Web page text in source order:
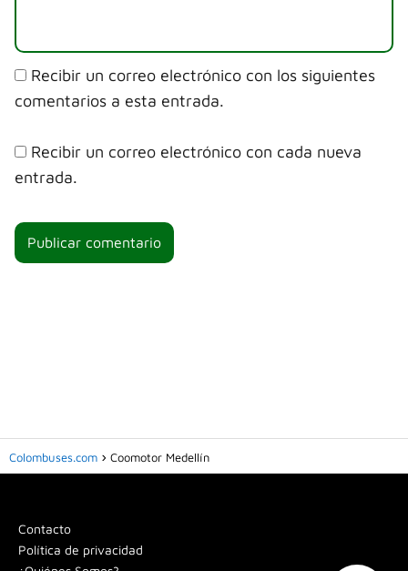
Recibir un correo electrónico con los siguientes
comentarios a esta entrada.
Recibir un correo electrónico con cada nueva
entrada.
Colombuses.com Coomotor Medellín
Contacto
Política de privacidad